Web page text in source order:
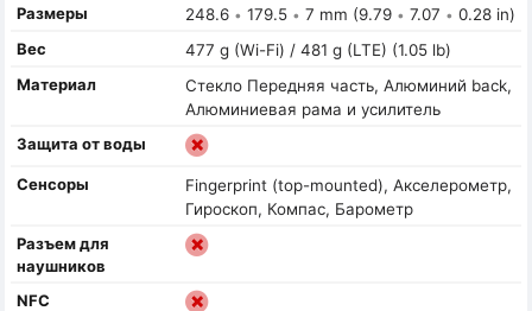
Размеры
248.6 • 179.5 • 7 mm (9.79 • 7.07 • 0.28 in)
Вес
477 g (Wi-Fi) / 481 g (LTE) (1.05 lb)
Материал
Стекло Передняя часть, Алюминий back,
Алюминиевая рама и усилитель
Защита от воды
Сенсоры
Fingerprint (top-mounted), Акселерометр,
Гироскоп, Компас, Барометр
Разъем для
наушников
NFC